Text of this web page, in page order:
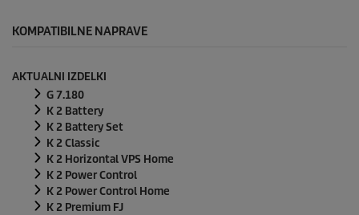
KOMPATIBILNE NAPRAVE
AKTUALNI IZDELKI
G 7.180
K 2 Battery
K 2 Battery Set
K 2 Classic
K 2 Horizontal VPS Home
K 2 Power Control
K 2 Power Control Home
K 2 Premium FJ